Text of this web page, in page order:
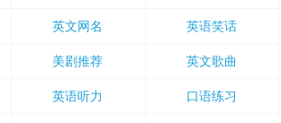
英文网名 英语笑话
美剧推荐 英文歌曲
英语听力 口语练习